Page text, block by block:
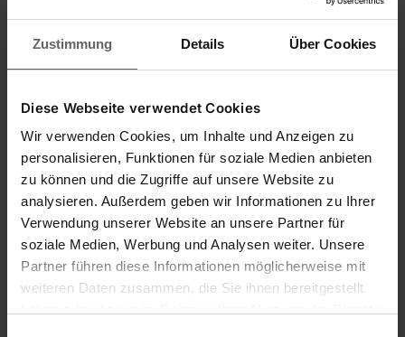
Zustimmung Details Über Cookies
Diese Webseite verwendet Cookies
Wir verwenden Cookies, um Inhalte und Anzeigen zu
personalisieren, Funktionen für soziale Medien anbieten
zu können und die Zugriffe auf unsere Website zu
analysieren. Außerdem geben wir Informationen zu Ihrer
Verwendung unserer Website an unsere Partner für
soziale Medien, Werbung und Analysen weiter. Unsere
Partner führen diese Informationen möglicherweise mit
weiteren Daten zusammen, die Sie ihnen bereitgestellt
Cookies behalten
den korrekten
Schriftart,
Blog-/Bildschieb
ereglern,
Farbthemen und
anderen
Website-
Einstellungen
bei.
Bestä